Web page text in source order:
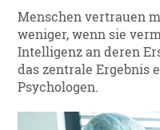
Menschen vertrauen
weniger, wenn sie
Intelligenz an deren
das zentrale Ergebnis
Psychologen.